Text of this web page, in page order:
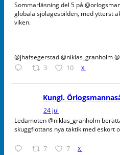
Sommarläsning del 5 på
globala sjölägesbilden, med ytterst
viken.
@jhafsegerstad @niklas_granholm
3 10 X
Kungl.
24 jul
Ledamoten @niklas_granholm
skuggflottans nya taktik med eskort
7 7 X